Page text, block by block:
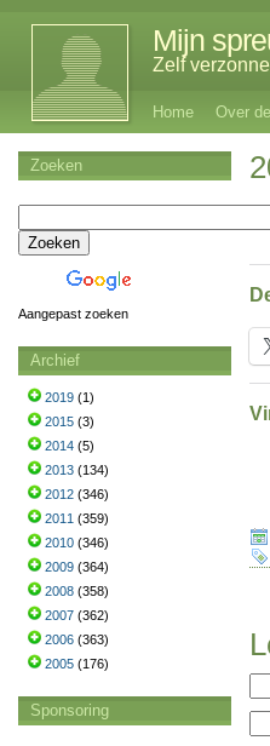
Mijn
Zelf
Home Over
Zoeken
Aangepast zoeken
Archief
2019 (1)
2015 (3)
2014 (5)
2013 (134)
2012 (346)
2011 (359)
2010 (346)
2009 (364)
2008 (358)
2007 (362)
2006 (363)
2005 (176)
Sponsoring